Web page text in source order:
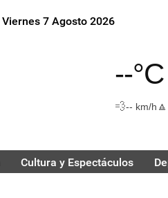
Viernes 7 Agosto 2026
--°C
💨-- km/h 🔼
Cultura y Espectáculos